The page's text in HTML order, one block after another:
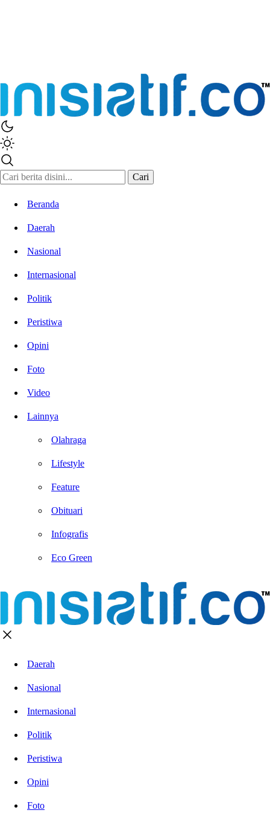
Inisiatif.co
Stay Connected Stay Informed
Cari
Beranda
Daerah
Nasional
Internasional
Politik
Peristiwa
Opini
Foto
Video
Lainnya
Olahraga
Lifestyle
Feature
Obituari
Infografis
Eco Green
Daerah
Nasional
Internasional
Politik
Peristiwa
Opini
Foto